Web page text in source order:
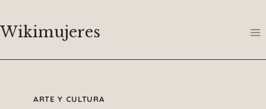
al
Wikimujeres
ARTE Y CULTURA